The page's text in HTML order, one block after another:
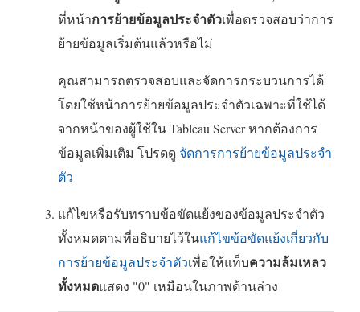
ที่หน้าการย้ายข้อมูลประจำตัวเพื่อตรวจสอบว่าการ
ย้ายข้อมูลเริ่มต้นแล้วหรือไม่
คุณสามารถตรวจสอบและจัดการกระบวนการได้
โดยใช้หน้าการย้ายข้อมูลประจำตัวเฉพาะที่ใช้ได้
จากหน้าของผู้ใช้ใน Tableau Server หากต้องการ
ข้อมูลเพิ่มเติม โปรดดู จัดการการย้ายข้อมูลประจำ
ตัว
แก้ไขหรือรับทราบข้อขัดแย้งของข้อมูลประจำตัว
ทั้งหมดตามที่อธิบายไว้ในแก้ไขข้อขัดแย้งเกี่ยวกับ
การย้ายข้อมูลประจำตัวเพื่อให้แท็บความล้มเหลว
ทั้งหมดแสดง "0" เหมือนในภาพด้านล่าง